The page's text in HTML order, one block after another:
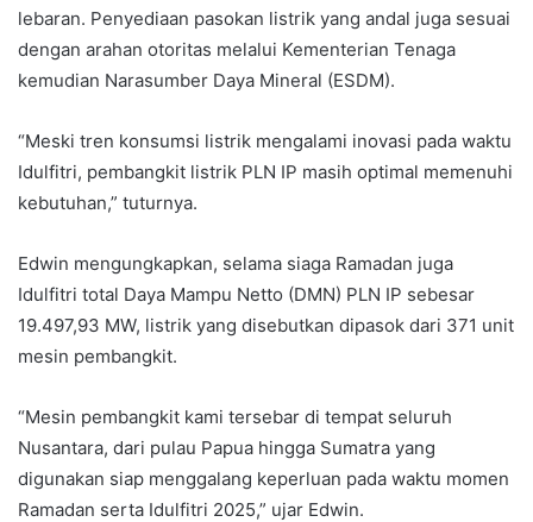
lebaran. Penyediaan pasokan listrik yang andal juga sesuai
dengan arahan otoritas melalui Kementerian Tenaga
kemudian Narasumber Daya Mineral (ESDM).
“Meski tren konsumsi listrik mengalami inovasi pada waktu
Idulfitri, pembangkit listrik PLN IP masih optimal memenuhi
kebutuhan,” tuturnya.
Edwin mengungkapkan, selama siaga Ramadan juga
Idulfitri total Daya Mampu Netto (DMN) PLN IP sebesar
19.497,93 MW, listrik yang disebutkan dipasok dari 371 unit
mesin pembangkit.
“Mesin pembangkit kami tersebar di tempat seluruh
Nusantara, dari pulau Papua hingga Sumatra yang
digunakan siap menggalang keperluan pada waktu momen
Ramadan serta Idulfitri 2025,” ujar Edwin.